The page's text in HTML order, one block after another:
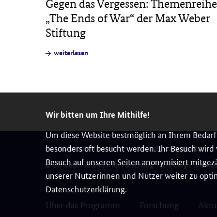
Wir bitten um Ihre Mithilfe!
Um diese Website bestmöglich an Ihrem
besonders oft besucht werden. Ihr Besuch
Besuch auf unseren Seiten anonymisiert
unserer Nutzerinnen und Nutzer weiter zu
Datenschutzerklärung.
Gegen das Vergessen: Themenreihe
„The Ends of War“ der Max Weber
Stiftung
weiterlesen
Rahmenprogramm Geistes- und Sozialwissenschaften
© Bundesministerium für Forschung, Technologie und
Über das Programm Forschung